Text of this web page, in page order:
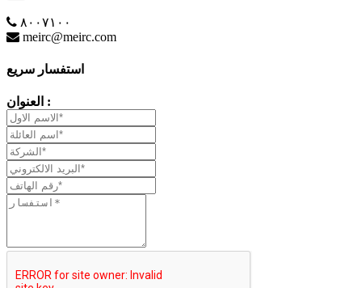
٨٠٠٧١٠٠
meirc@meirc.com
استفسار سريع
العنوان :